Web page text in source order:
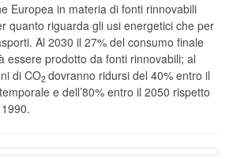
Europea in materia di fonti rinnovabili
quanto riguarda gli usi energetici che per
Al 2030 il 27% del consumo finale
essere prodotto da fonti rinnovabili; al
di CO2 dovranno ridursi del 40% entro il
e dell’80% entro il 2050 rispetto